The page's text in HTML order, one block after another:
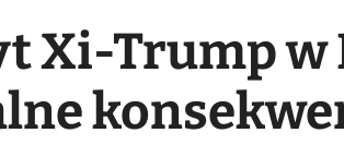
Xi-Trump w